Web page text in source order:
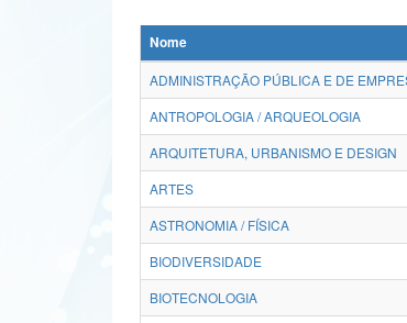
Nome
ADMINISTRAÇÃO PÚBLICA E DE
ANTROPOLOGIA / ARQUEOLOGIA
ARQUITETURA, URBANISMO E DESIGN
ARTES
ASTRONOMIA / FÍSICA
BIODIVERSIDADE
BIOTECNOLOGIA